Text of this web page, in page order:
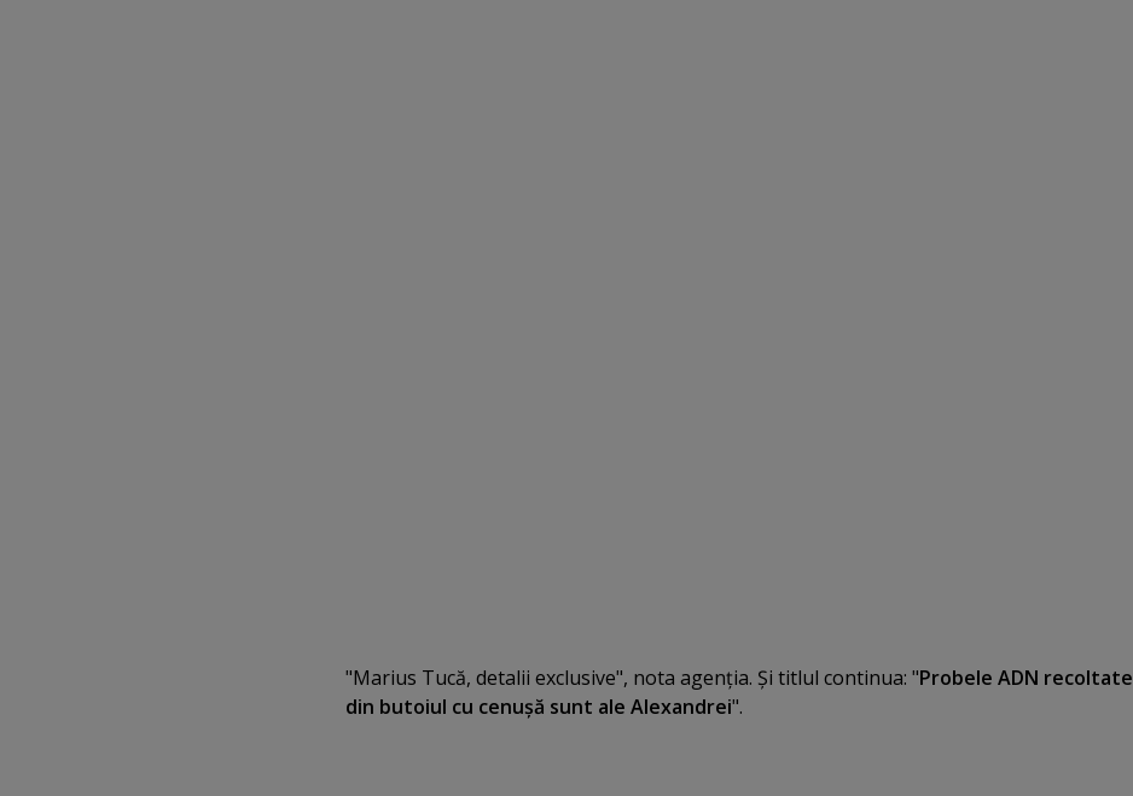
"Marius Tucă, detalii exclusive", nota agenţia. Şi titlul continua: "Probele ADN recoltate
din butoiul cu cenuşă sunt ale Alexandrei".